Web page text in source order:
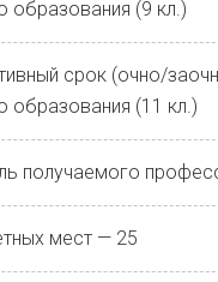
образования (9 кл.)
срок (очно/
образования (11 кл.)
получаемого
мест — 25